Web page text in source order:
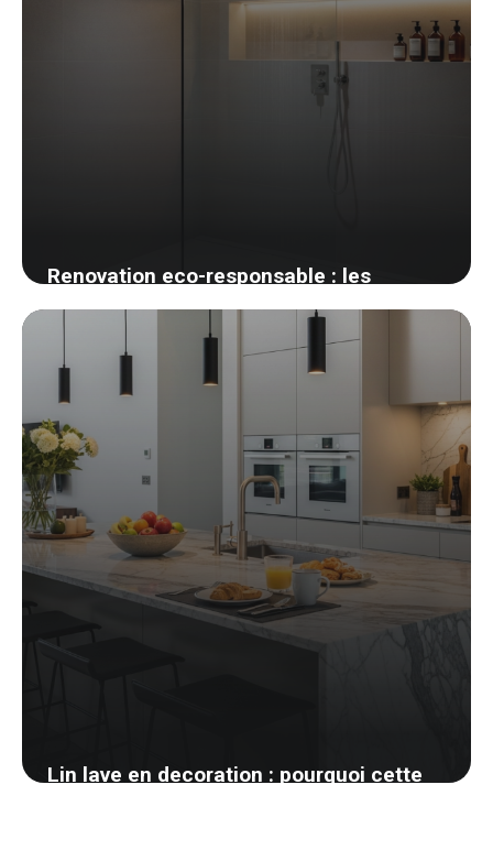
Renovation eco-responsable : les
materiaux biosources que j ai adoptes
27 mai 2026
Lin lave en decoration : pourquoi cette